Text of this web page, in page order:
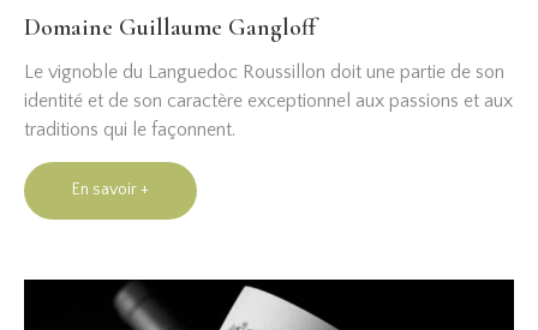
Domaine Guillaume Gangloff
Le vignoble du Languedoc Roussillon doit une partie de son
identité et de son caractère exceptionnel aux passions et aux
traditions qui le façonnent.
En savoir +